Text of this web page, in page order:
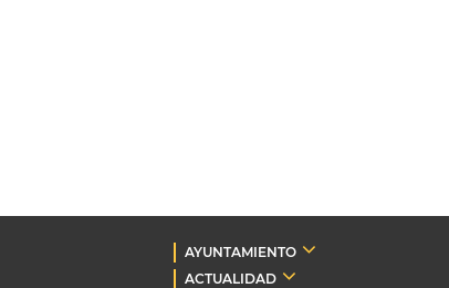
AYUNTAMIENTO
ACTUALIDAD